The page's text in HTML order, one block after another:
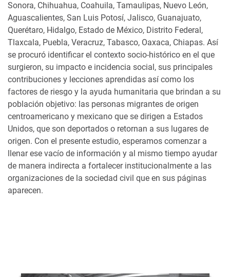
Sonora, Chihuahua, Coahuila, Tamaulipas, Nuevo León,
Aguascalientes, San Luis Potosí, Jalisco, Guanajuato,
Querétaro, Hidalgo, Estado de México, Distrito Federal,
Tlaxcala, Puebla, Veracruz, Tabasco, Oaxaca, Chiapas. Así
se procuró identificar el contexto socio-histórico en el que
surgieron, su impacto e incidencia social, sus principales
contribuciones y lecciones aprendidas así como los
factores de riesgo y la ayuda humanitaria que brindan a su
población objetivo: las personas migrantes de origen
centroamericano y mexicano que se dirigen a Estados
Unidos, que son deportados o retornan a sus lugares de
origen. Con el presente estudio, esperamos comenzar a
llenar ese vacío de información y al mismo tiempo ayudar
de manera indirecta a fortalecer institucionalmente a las
organizaciones de la sociedad civil que en sus páginas
aparecen.